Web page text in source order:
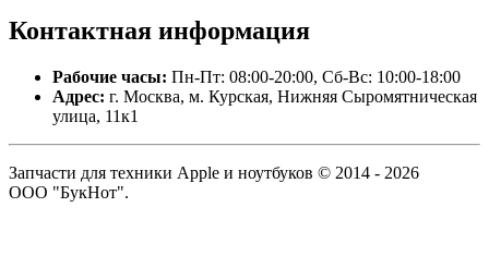
Контактная информация
Рабочие часы: Пн-Пт: 08:00-20:00, Сб-Вс: 10:00-18:00
Адрес: г. Москва, м. Курская, Нижняя Сыромятническая
улица, 11к1
Запчасти для техники Apple и ноутбуков © 2014 - 2026
ООО "БукНот".